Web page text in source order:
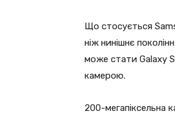
Що стосується
ніж нинішнє
може стати Galaxy
камерою.
200-мегапіксельна